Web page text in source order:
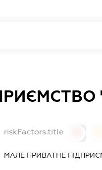
riskFactors.title
МАЛЕ ПРИВАТНЕ